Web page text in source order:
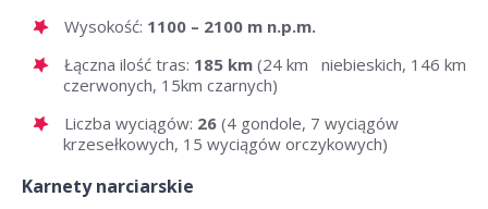
Wysokość: 1100 – 2100 m n.p.m.
Łączna ilość tras: 185 km (24 km niebieskich, 146 km
czerwonych, 15km czarnych)
Liczba wyciągów: 26 (4 gondole, 7 wyciągów
krzesełkowych, 15 wyciągów orczykowych)
Karnety narciarskie